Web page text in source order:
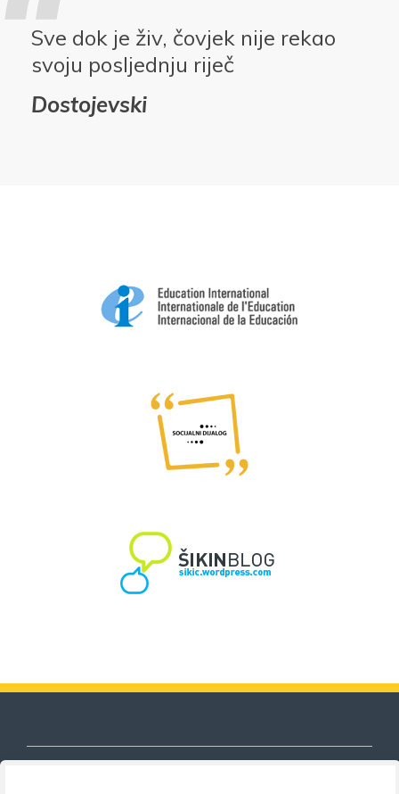
Sve dok je živ, čovjek nije rekao
svoju posljednju riječ
Dostojevski